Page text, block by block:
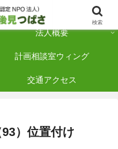
手がけている認定NPO法人です
法人概要
計画相談室ウィング
交通アクセス
）位置付け
検索